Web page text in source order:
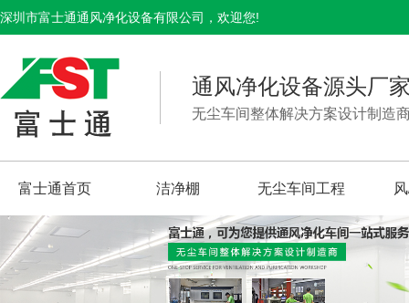
深圳市富士通通风净化设备有限公司，欢迎您!
通风净化设备源头厂
无尘车间整体解决方案设计制造
富士通首页 洁净棚 无尘车间工程